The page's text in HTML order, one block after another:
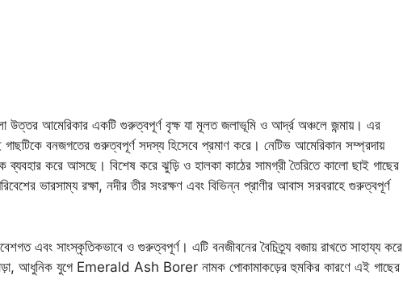
উত্তর আমেরিকার একটি গুরুত্বপূর্ণ বৃক্ষ যা মূলত জলাভূমি ও আর্দ্র অঞ্চলে জন্মায়। এর
গাছটিকে বনজগতের গুরুত্বপূর্ণ সদস্য হিসেবে প্রমাণ করে। নেটিভ আমেরিকান সম্প্রদায়
ব্যবহার করে আসছে। বিশেষ করে ঝুড়ি ও হালকা কাঠের সামগ্রী তৈরিতে কালো ছাই গাছের
ভারসাম্য রক্ষা, নদীর তীর সংরক্ষণ এবং বিভিন্ন প্রাণীর আবাস সরবরাহে গুরুত্বপূর্ণ
এবং সাংস্কৃতিকভাবে ও গুরুত্বপূর্ণ। এটি বনজীবনের বৈচিত্র্য বজায় রাখতে সাহায্য করে
আধুনিক যুগে Emerald Ash Borer নামক পোকামাকড়ের হুমকির কারণে এই গাছের